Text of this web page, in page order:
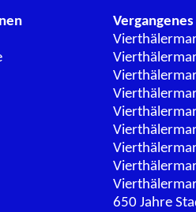
Vergangenes
650 Jahre